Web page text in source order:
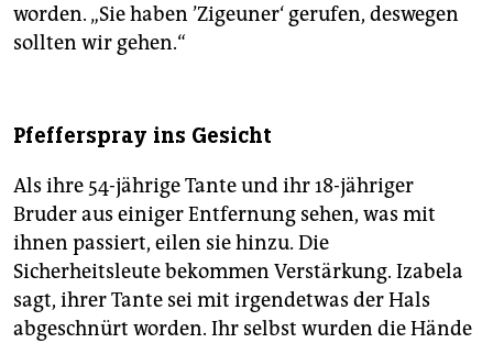
worden. „Sie haben ’Zigeuner‘ gerufen, deswegen
sollten wir gehen.“
Pfefferspray ins Gesicht
Als ihre 54-jährige Tante und ihr 18-jähriger
Bruder aus einiger Entfernung sehen, was mit
ihnen passiert, eilen sie hinzu. Die
Sicherheitsleute bekommen Verstärkung. Izabela
sagt, ihrer Tante sei mit irgendetwas der Hals
abgeschnürt worden. Ihr selbst wurden die Hände